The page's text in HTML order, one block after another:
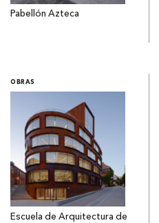
Pabellón Azteca
OBRAS
Escuela de Arquitectura de